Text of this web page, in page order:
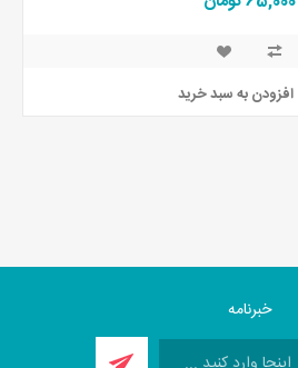
افزودن به سبد خرید
خبرنامه